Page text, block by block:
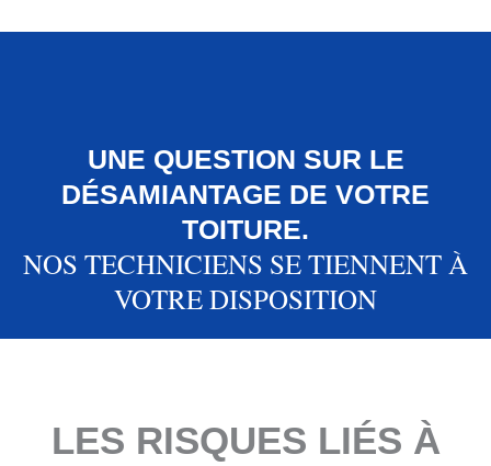
UNE QUESTION SUR LE
DÉSAMIANTAGE DE VOTRE
TOITURE.
NOS TECHNICIENS SE TIENNENT À
VOTRE DISPOSITION
LES RISQUES LIÉS À